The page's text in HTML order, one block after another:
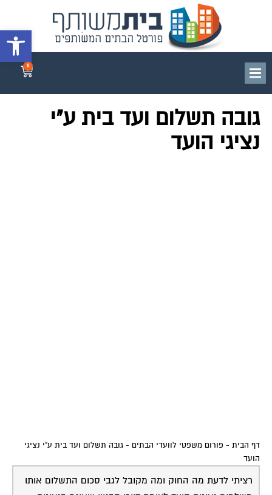
פתח
0
גובה תשלום ועד בית ע"י
נציגי הועד
דף הבית - פורום משפטי לוועדי הבתים - גובה תשלום ועד בית ע"י נציגי
הועד
רציתי לדעת מה החוק ומה מקובל לגבי סכום התשלום אותו